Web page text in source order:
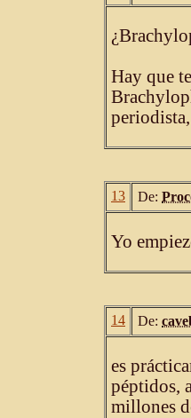
Hay que
13 De:
Yo
14 De:
es
péptidos,
millones